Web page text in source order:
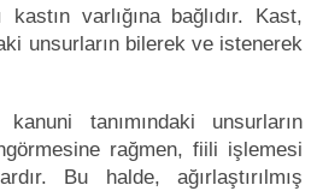
varlığına bağlıdır. Kast,
unsurların bilerek ve istenerek
tanımındaki unsurların
rağmen, fiili işlemesi
Bu halde, ağırlaştırılmış